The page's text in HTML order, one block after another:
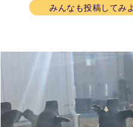
みんなも投稿してみ